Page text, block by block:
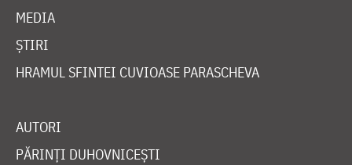
MEDIA
ȘTIRI
HRAMUL SFINTEI CUVIOASE PARASCHEVA
AUTORI
PĂRINȚI DUHOVNICEȘTI